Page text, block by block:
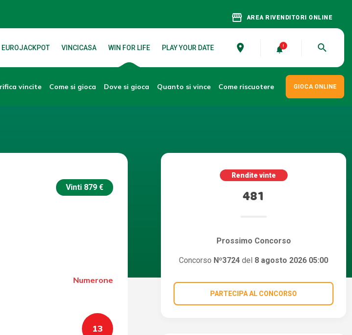
storefront AREA RIVENDITORI ONLINE
EUROJACKPOT VINCICASA WIN FOR LIFE PLAY YOUR DATE place search
vincite Come si gioca Dove si gioca Quanto si vince Come riscuotere GIOCA ONLINE
Vinti 879 €
Numerone
13
Rendite vinte
481
Prossimo Concorso
Concorso Nº3724 del 8 agosto 2026 05:00
PARTECIPA AL CONCORSO